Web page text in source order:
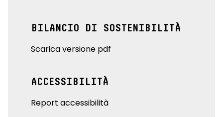
BILANCIO DI SOSTENIBILITÀ
Scarica versione pdf
ACCESSIBILITÀ
Report accessibilità